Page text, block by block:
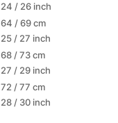
24 / 26 inch
64 / 69 cm
25 / 27 inch
68 / 73 cm
27 / 29 inch
72 / 77 cm
28 / 30 inch